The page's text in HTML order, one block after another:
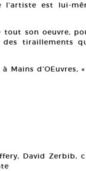
est lui-
son oeuvre,
tiraillements
d’OEuvres,
David Zerbib,